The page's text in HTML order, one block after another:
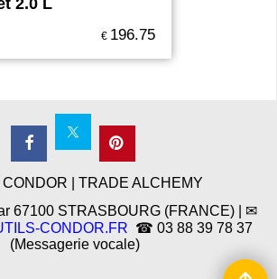
2.0 L
€ 196.75
| TRADE ALCHEMY
67100 STRASBOURG (FRANCE) | ✉
CONDOR.FR ☎ 03 88 39 78 37
(Messagerie vocale)